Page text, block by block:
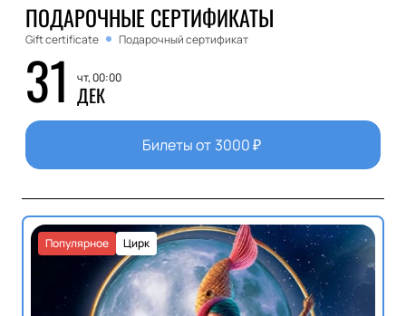
ПОДАРОЧНЫЕ СЕРТИФИКАТЫ
Gift certificate Подарочный сертификат
31 чт, 00:00
ДЕК
Билеты от 3000₽
Цирк
Популярное